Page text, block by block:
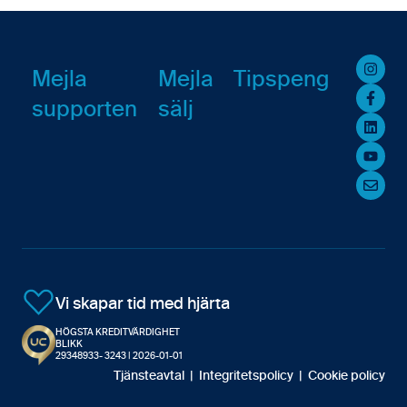
GDPR
Inloggning & lösenord
Rapporter
Analys
Mobilappen
Övrigt
Avtal
Mejla
supporten
Mejla
sälj
Tipspeng
Vi skapar tid med hjärta
HÖGSTA KREDITVÄRDIGHET
BLIKK
29348933- 3243 | 2026-01-01
Tjänsteavtal Integritetspolicy Cookie policy